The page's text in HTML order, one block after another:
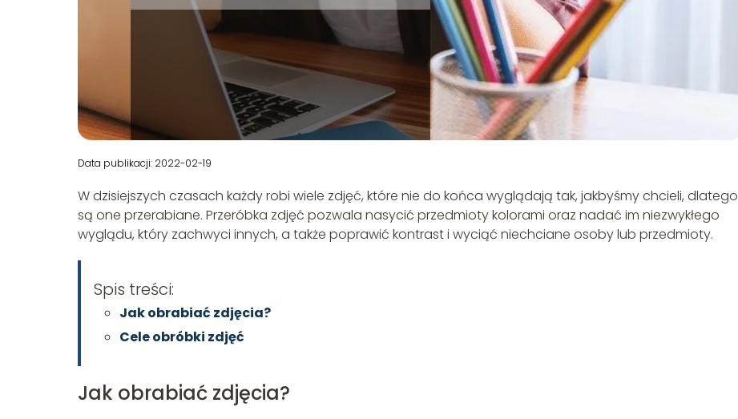
Data publikacji: 2022-02-19
W dzisiejszych czasach każdy robi wiele zdjęć, które nie do końca wyglądają tak, jakbyśmy chcieli, dlatego
są one przerabiane. Przeróbka zdjęć pozwala nasycić przedmioty kolorami oraz nadać im niezwykłego
wyglądu, który zachwyci innych, a także poprawić kontrast i wyciąć niechciane osoby lub przedmioty.
Spis treści:
Jak obrabiać zdjęcia?
Cele obróbki zdjęć
Jak obrabiać zdjęcia?